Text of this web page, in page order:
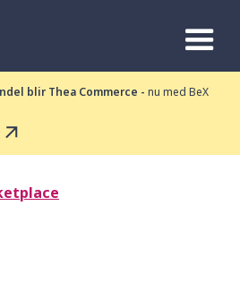
blir Thea Commerce - nu med BeX